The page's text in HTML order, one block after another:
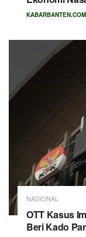
KABARBANTEN.COM
NASIONAL
OTT Kasus
Beri Kado